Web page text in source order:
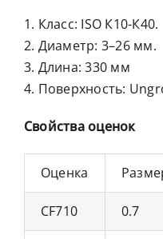
1. Класс: ISO К10-К40.
2. Диаметр: 3–26 мм.
3. Длина: 330 мм
4. Поверхность:
Свойства оценок
Оценка
CF710 0.7